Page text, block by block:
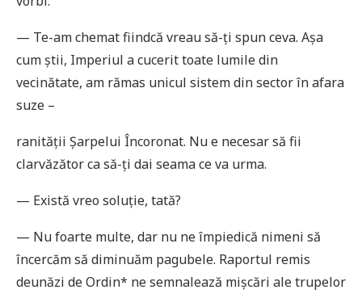
— Te-am chemat fiindcă vreau să-ţi spun ceva. Așa
cum știi, Imperiul a cucerit toate lumile din
vecinătate, am rămas unicul sistem din sector în afara
suze –
ranităţii Șarpelui Încoronat. Nu e necesar să fii
clarvăzător ca să-ţi dai seama ce va urma.
— Există vreo soluţie, tată?
— Nu foarte multe, dar nu ne împiedică nimeni să
încercăm să diminuăm pagubele. Raportul remis
deunăzi de Ordin* ne semnalează mișcări ale trupelor